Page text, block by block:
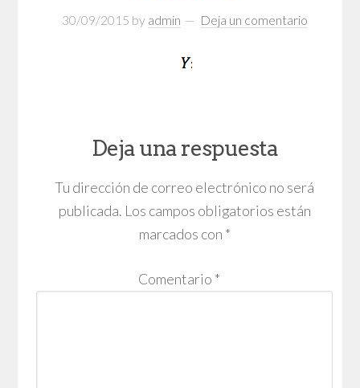
30/09/2015 by admin Deja un comentario
Deja una respuesta
Tu dirección de correo electrónico no será
publicada. Los campos obligatorios están
marcados con *
Comentario *